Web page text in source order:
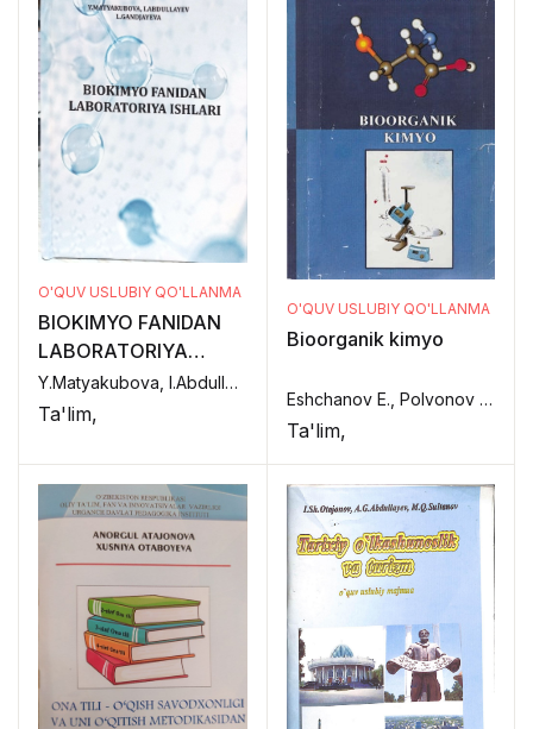
O'QUV USLUBIY QO'LLANMA
BIOKIMYO FANIDAN
LABORATORIYA
ISHLARI
Y.Matyakubova, I.Abdullayev, L.Gandjayeva,
Ta'lim,
O'QUV USLUBIY QO'LLANMA
Bioorganik kimyo
Eshchanov E., Polvonov X., Matmuratov B., Ataniyazov O.,
Ta'lim,